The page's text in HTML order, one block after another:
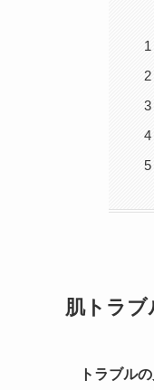
肌トラブ
トラブル